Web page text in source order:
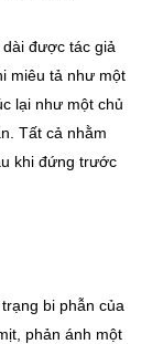
được tác giả
miêu tả như một
lại như một chủ
Tất cả nhằm
khi đứng trước
bi phẫn của
phản ánh một